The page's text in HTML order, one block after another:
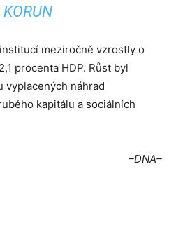
KORUN
meziročně vzrostly o
procenta HDP. Růst byl
vyplacených náhrad
kapitálu a sociálních
–DNA–